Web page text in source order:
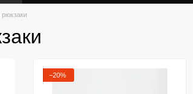
рюкзаки
−20%